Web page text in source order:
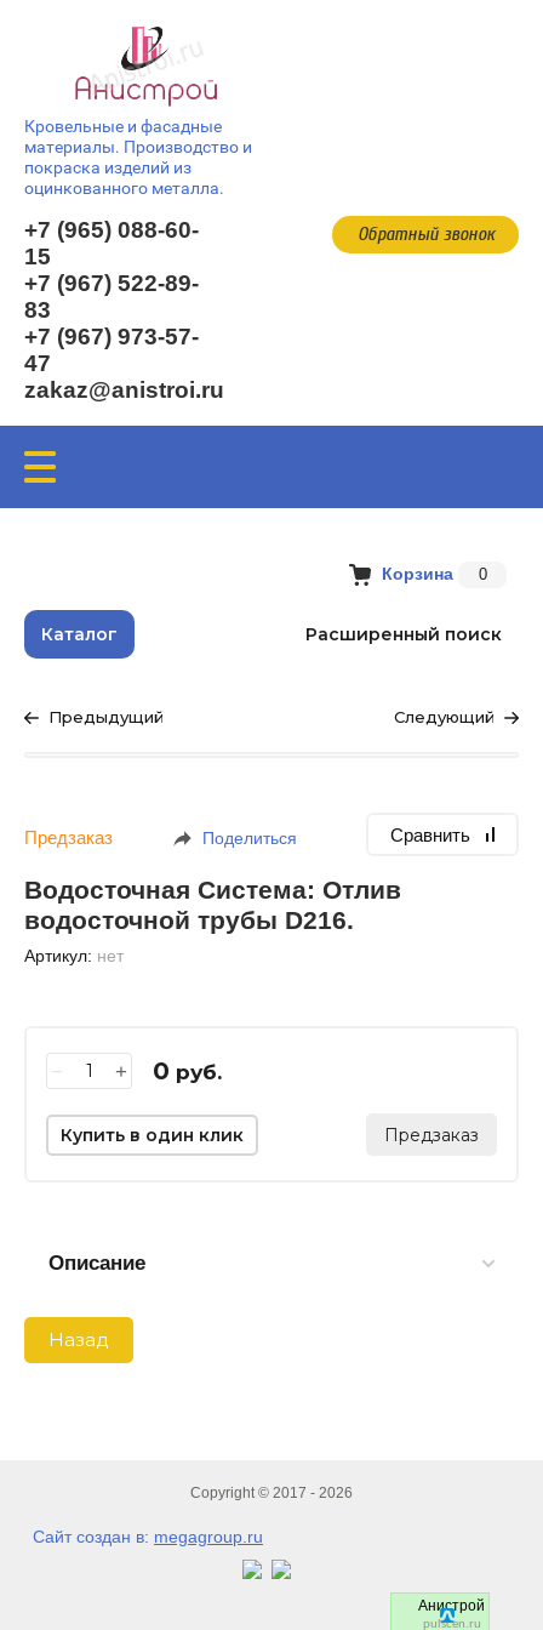
Кровельные и фасадные
материалы. Производство и
покраска изделий из
оцинкованного металла.
Обратный звонок
+7 (965) 088-60-
15
+7 (967) 522-89-
83
+7 (967) 973-57-
47
zakaz@anistroi.ru
Корзина 0
Каталог Расширенный поиск
Предыдущий Следующий
Предзаказ Поделиться Сравнить
Водосточная Система: Отлив
водосточной трубы D216.
Артикул: нет
− + 0 руб.
Предзаказ
Купить в один клик
Описание
Назад
Copyright © 2017 - 2026
Сайт создан в: megagroup.ru
Анистрой
pulscen.ru